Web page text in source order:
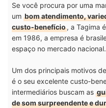
Se você procura por uma
um bom atendimento,
custo-benefício, a Tagima
em 1986, a empresa é
espaço no mercado nacional.
Um dos principais motivos
é o seu excelente custo-
intermediários buscam as
de som surpreendente e